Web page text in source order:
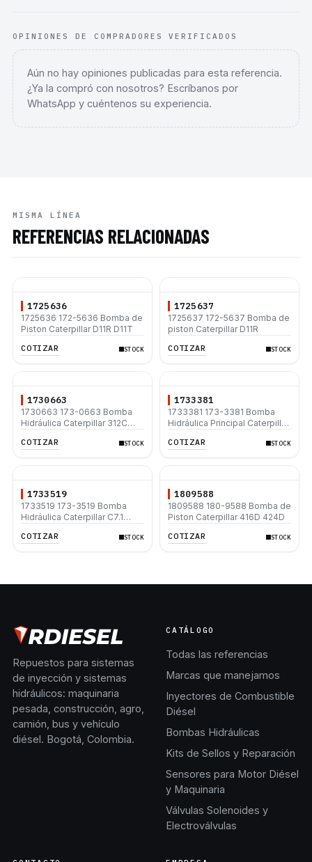
OPINIONES DE COMPRADORES VERIFICADOS
Aún no hay opiniones publicadas para esta referencia.
¿Ya la compró con nosotros? Escríbanos por
WhatsApp y cuéntenos su experiencia.
MISMA LÍNEA
REFERENCIAS RELACIONADAS
1725636
1725636 172-5636 Bomba de
Piston Caterpillar D11R D11T
COTIZAR
STOCK
1725637
1725637 172-5637 Bomba de
piston Caterpillar D11R
COTIZAR
STOCK
1730663
1730663 173-0663 Bomba
Hidráulica Caterpillar 312C
COTIZAR STOCK
1733381
1733381 173-3381 Bomba
Hidráulica Principal Caterpillar
320D L 330D2 330D2 L
COTIZAR STOCK
1733519
1733519 173-3519 Bomba
Hidráulica Caterpillar C7.1
320D 320D L 330D2 L 330D2
COTIZAR STOCK
1809588
1809588 180-9588 Bomba de
Piston Caterpillar 416D 424D
COTIZAR
STOCK
Repuestos para sistemas
de inyección y sistemas
hidráulicos: maquinaria
pesada, construcción, agro,
camión, bus y vehículo
diésel. Bogotá, Colombia.
CATÁLOGO
Todas las referencias
Marcas que manejamos
Inyectores de Combustible
Diésel
Bombas Hidráulicas
Kits de Sellos y Reparación
Sensores para Motor Diésel
y Maquinaria
Válvulas Solenoides y
Electroválvulas